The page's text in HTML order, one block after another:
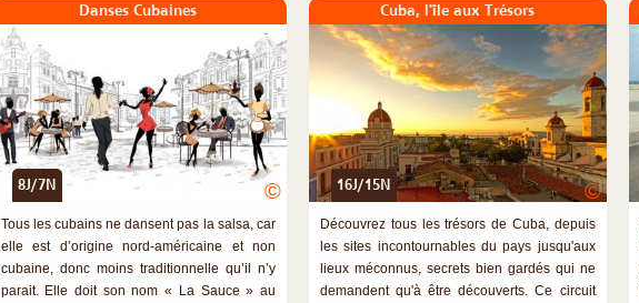
Danses Cubaines
8J/7N ©
Tous les cubains ne dansent pas la salsa, car
elle est d’origine nord-américaine et non
cubaine, donc moins traditionnelle qu’il n’y
parait. Elle doit son nom « La Sauce » au
Cuba, l'île aux Trésors
16J/15N ©
Découvrez tous les trésors de Cuba, depuis
les sites incontournables du pays jusqu'aux
lieux méconnus, secrets bien gardés qui ne
demandent qu'à être découverts. Ce circuit